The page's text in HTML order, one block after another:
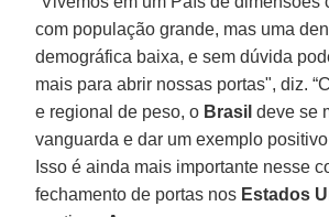
com população grande, mas uma
demográfica baixa, e sem dúvida
mais para abrir nossas portas", diz.
e regional de peso, o Brasil deve se
vanguarda e dar um exemplo
Isso é ainda mais importante nesse
fechamento de portas nos Estados